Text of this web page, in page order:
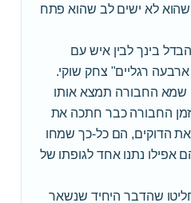
לא ישים לב שהוא פתח
בינך לבין איש עם
רגליים" צחק שוקי.
שמא החבורה תמצא אותו
זמן החבורה כבר חתכה את
הדוקים, הם כל-כך שמחו
אפילו נתנו אחד לגופתו של
שהדבר היחיד שנשאר